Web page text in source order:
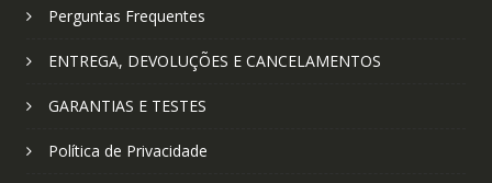
Perguntas Frequentes
ENTREGA, DEVOLUÇÕES E CANCELAMENTOS
GARANTIAS E TESTES
Política de Privacidade